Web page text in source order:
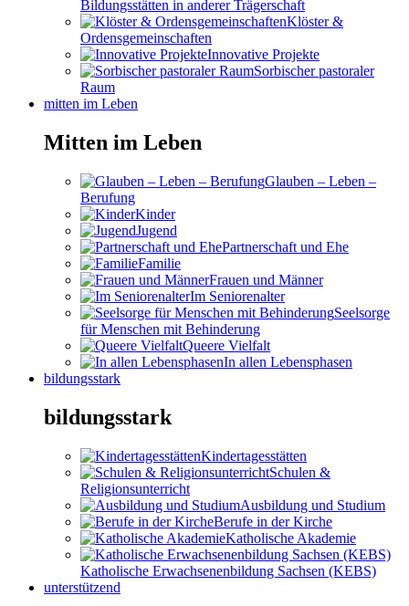
Bildungsstätten in anderer Trägerschaft
Klöster &
Ordensgemeinschaften
Innovative Projekte
Sorbischer pastoraler
Raum
mitten im Leben
Mitten im Leben
Glauben – Leben –
Berufung
Kinder
Jugend
Partnerschaft und Ehe
Familie
Frauen und Männer
Im Seniorenalter
Seelsorge
für Menschen mit Behinderung
Queere Vielfalt
In allen Lebensphasen
bildungsstark
bildungsstark
Kindertagesstätten
Schulen &
Religionsunterricht
Ausbildung und Studium
Berufe in der Kirche
Katholische Akademie
Katholische Erwachsenenbildung Sachsen (KEBS)
unterstützend